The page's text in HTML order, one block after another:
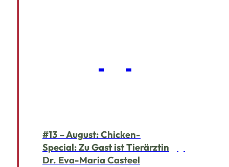
#13 – August: Chicken-
Special: Zu Gast ist Tierärztin
Dr. Eva-Maria Casteel